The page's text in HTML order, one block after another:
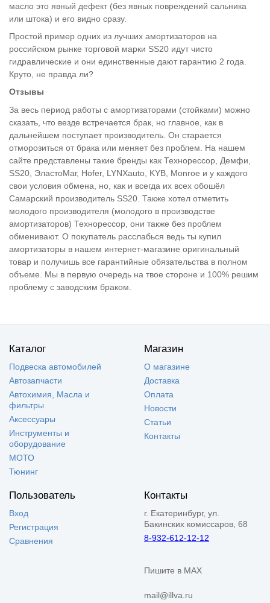
масло это явный дефект (без явных повреждений сальника
или штока) и его видно сразу.
Простой пример одних из лучших амортизаторов на
российском рынке торговой марки SS20 идут чисто
гидравлические и они единственные дают гарантию 2 года.
Круто, не правда ли?
Отзывы
За весь период работы с амортизаторами (стойками) можно
сказать, что везде встречается брак, но главное, как в
дальнейшем поступает производитель. Он старается
отморозиться от брака или меняет без проблем. На нашем
сайте представлены такие бренды как Технорессор, Демфи,
SS20, ЭластоМаг, Hofer, LYNXauto, KYB, Monroe и у каждого
свои условия обмена, но, как и всегда их всех обошёл
Самарский производитель SS20. Также хотел отметить
молодого производителя (молодого в производстве
амортизаторов) Технорессор, они также без проблем
обменивают. О покупатель расслабься ведь ты купил
амортизаторы в нашем интернет-магазине оригинальный
товар и получишь все гарантийные обязательства в полном
объеме. Мы в первую очередь на твое стороне и 100% решим
проблему с заводским браком.
Каталог
Подвеска автомобилей
Автозапчасти
Автохимия, Масла и
фильтры
Аксессуары
Инструменты и
оборудование
МОТО
Тюнинг
Магазин
О магазине
Доставка
Оплата
Новости
Статьи
Контакты
Пользователь
Вход
Регистрация
Сравнения
Контакты
г. Екатеринбург, ул.
Бакинских комиссаров, 68
8-932-612-12-12
Пишите в MAX
mail@illva.ru